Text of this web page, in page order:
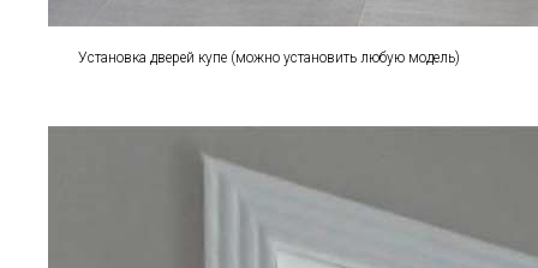
Установка дверей купе (можно установить любую модель)